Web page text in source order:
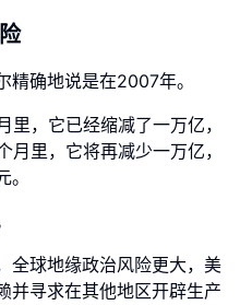
确地说是在2007年。
，它已经缩减了一万亿，
里，它将再减少一万亿，
全球地缘政治风险更大，美
并寻求在其他地区开辟生产